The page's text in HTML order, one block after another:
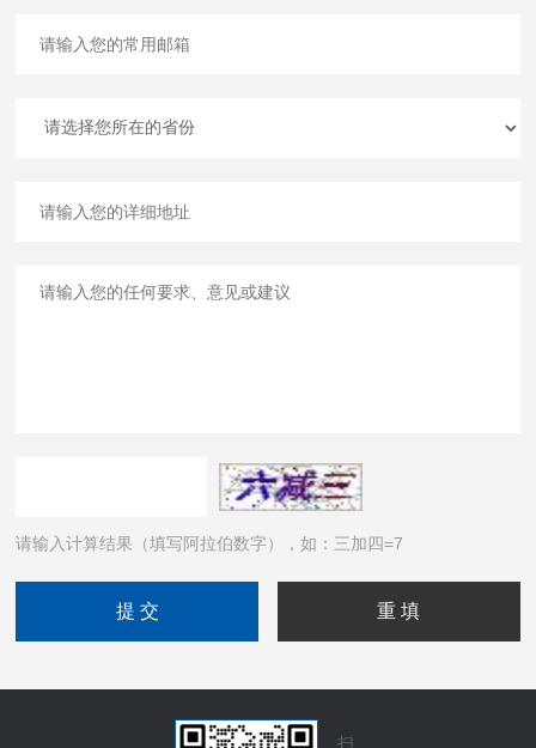
请输入计算结果（填写阿拉伯数字），如：三加四=7
扫